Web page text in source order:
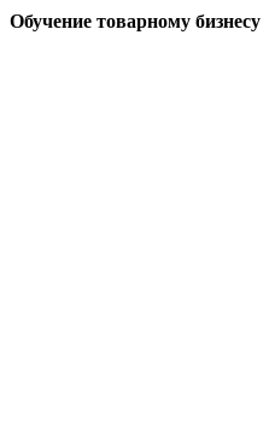
Обучение товарному бизнесу